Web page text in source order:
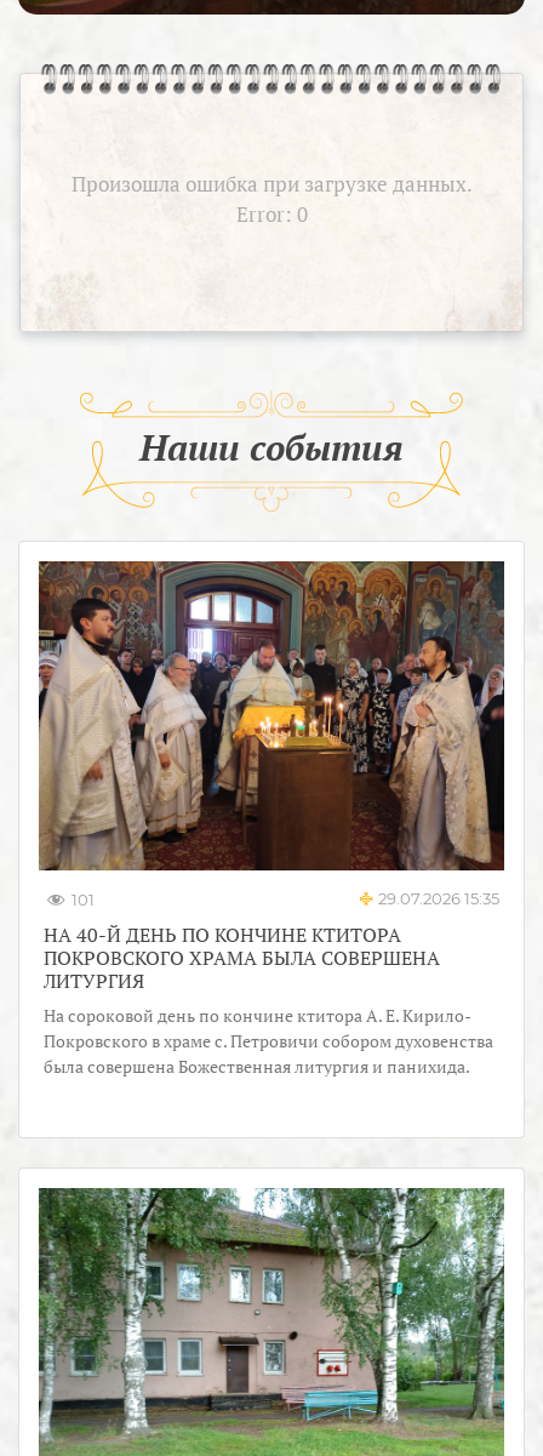
Произошла ошибка при загрузке данных.
Error: 0
Наши события
101 29.07.2026 15:35
НА 40-Й ДЕНЬ ПО КОНЧИНЕ КТИТОРА
ПОКРОВСКОГО ХРАМА БЫЛА СОВЕРШЕНА
ЛИТУРГИЯ
На сороковой день по кончине ктитора А. Е. Кирило-
Покровского в храме с. Петровичи собором духовенства
была совершена Божественная литургия и панихида.